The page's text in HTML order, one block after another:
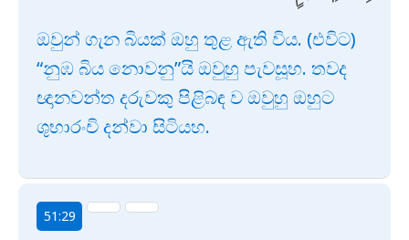
ඔවුන් ගැන බියක් ඔහු තුළ ඇති විය. (එවිට)
“නුඹ බිය නොවනු”යි ඔවුහු පැවසූහ. තවද
ඥානවන්ත දරුවකු පිළිබඳ ව ඔවුහු ඔහුට
ශුභාරංචි දන්වා සිටියහ.
51:29